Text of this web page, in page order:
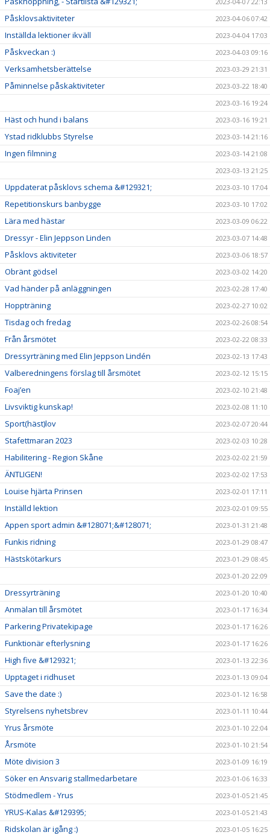
Påsklovsaktiviteter 2023-04-06 07:42
Inställda lektioner ikväll 2023-04-04 17:03
Påskveckan :) 2023-04-03 09:16
Verksamhetsberättelse 2023-03-29 21:31
Påminnelse påskaktiviteter
2023-03-22 18:40
2023-03-16 19:24
Häst och hund i balans 2023-03-16 19:21
Ystad ridklubbs Styrelse 2023-03-14 21:16
Ingen filmning
2023-03-14 21:08
2023-03-13 21:25
Uppdaterat påsklovs schema &#129321; 2023-03-10 17:04
Repetitionskurs banbygge 2023-03-10 17:02
Lära med hästar 2023-03-09 06:22
Dressyr - Elin Jeppson Linden 2023-03-07 14:48
Påsklovs aktiviteter 2023-03-06 18:57
Obränt gödsel 2023-03-02 14:20
Vad händer på anläggningen 2023-02-28 17:40
Hoppträning 2023-02-27 10:02
Tisdag och fredag 2023-02-26 08:54
Från årsmötet 2023-02-22 08:33
Dressyrträning med Elin Jeppson Lindén 2023-02-13 17:43
Valberedningens förslag till årsmötet 2023-02-12 15:15
Foaj’en 2023-02-10 21:48
Livsviktig kunskap! 2023-02-08 11:10
Sport(häst)lov 2023-02-07 20:44
Stafettmaran 2023 2023-02-03 10:28
Habilitering - Region Skåne 2023-02-02 21:59
ÄNTLIGEN! 2023-02-02 17:53
Louise hjärta Prinsen 2023-02-01 17:11
Inställd lektion 2023-02-01 09:55
Appen sport admin &#128071;&#128071; 2023-01-31 21:48
Funkis ridning 2023-01-29 08:47
Hästskötarkurs
2023-01-29 08:45
2023-01-20 22:09
Dressyrträning 2023-01-20 10:40
Anmälan till årsmötet 2023-01-17 16:34
Parkering Privatekipage 2023-01-17 16:26
Funktionär efterlysning 2023-01-17 16:26
High five &#129321; 2023-01-13 22:36
Upptaget i ridhuset 2023-01-13 09:04
Save the date :) 2023-01-12 16:58
Styrelsens nyhetsbrev 2023-01-11 10:44
Yrus årsmöte 2023-01-10 22:04
Årsmöte 2023-01-10 21:54
Möte division 3 2023-01-09 16:19
Söker en Ansvarig stallmedarbetare 2023-01-06 16:33
Stödmedlem - Yrus 2023-01-05 21:45
YRUS-Kalas &#129395; 2023-01-05 21:43
Ridskolan är igång :) 2023-01-05 16:25